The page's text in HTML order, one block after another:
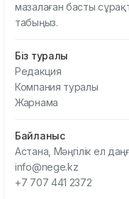
мазалаған басты
табыңыз.
Біз туралы
Редакция
Компания туралы
Жарнама
Байланыс
Астана, Мәңгілік ел
info@nege.kz
+7 707 441 2372